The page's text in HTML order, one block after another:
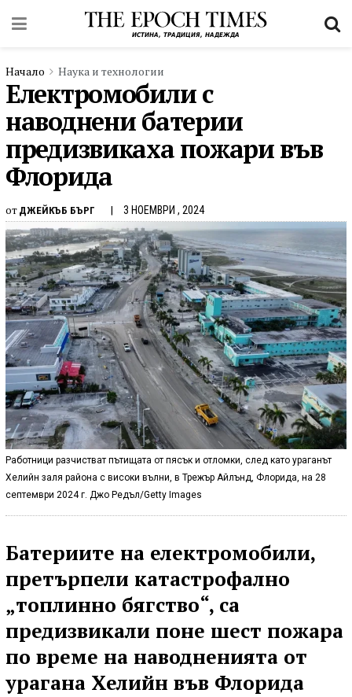
Начало Наука и технологии
Електромобили с
наводнени батерии
предизвикаха пожари във
Флорида
от ДЖЕЙКЪБ БЪРГ 3 НОЕМВРИ , 2024
Работници разчистват пътищата от пясък и отломки, след като ураганът
Хелийн заля района с високи вълни, в Трежър Айлънд, Флорида, на 28
септември 2024 г. Джо Редъл/Getty Images
Батериите на електромобили,
претърпели катастрофално
„топлинно бягство“, са
предизвикали поне шест пожара
по време на наводненията от
урагана Хелийн във Флорида